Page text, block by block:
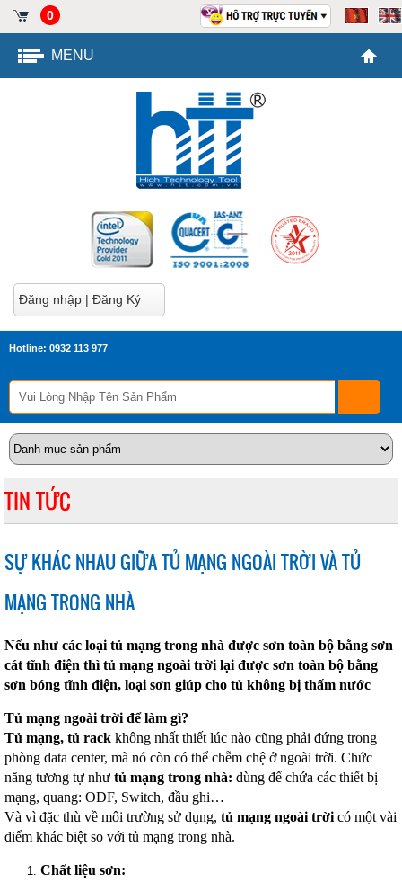
0
MENU
Đăng nhập | Đăng Ký
Hotline: 0932 113 977
TIN TỨC
SỰ KHÁC NHAU GIỮA TỦ MẠNG NGOÀI TRỜI VÀ TỦ
MẠNG TRONG NHÀ
Nếu như các loại tủ mạng trong nhà được sơn toàn bộ bằng sơn
cát tĩnh điện thì tủ mạng ngoài trời lại được sơn toàn bộ bằng
sơn bóng tĩnh điện, loại sơn giúp cho tủ không bị thấm nước
Tủ mạng ngoài trời để làm gì?
Tủ mạng, tủ rack không nhất thiết lúc nào cũng phải đứng trong
phòng data center, mà nó còn có thể chễm chệ ở ngoài trời. Chức
năng tương tự như tủ mạng trong nhà: dùng để chứa các thiết bị
mạng, quang: ODF, Switch, đầu ghi…
Và vì đặc thù về môi trường sử dụng, tủ mạng ngoài trời có một vài
điểm khác biệt so với tủ mạng trong nhà.
Chất liệu sơn: